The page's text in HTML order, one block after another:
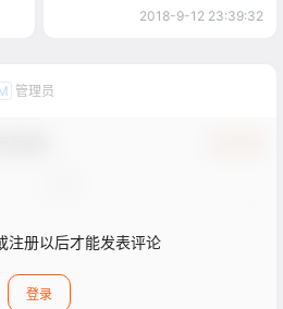
2018-9-12 23:39:32
管理员
注册以后才能发表评论
登录